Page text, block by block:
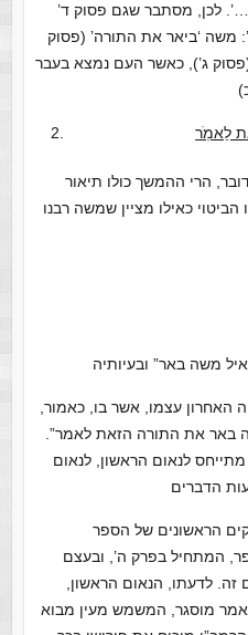
לכן, מסתבר שגם פסוק ד’
משה ‘ביאר את התורה’ (פסוק
ג’), כאשר העם נמצא בעבר
הרי ההמשך כולו תיאור
הביטוי כאילו מציין שמשה רבנו
משה באר” ובעיותיה
האחרון עצמו, אשר בו, כאמור,
באר את התורה הזאת לאמר”.
לנאום הראשון, לנאום
הראשונים של הספר
המתחיל בפרק ה’, ובעצם
לדעתו, הנאום הראשון,
מוסגר, המשמש מעין מבוא